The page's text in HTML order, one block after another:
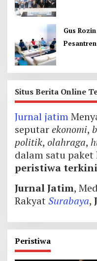
Gus
Situs Berita Online
Jurnal jatim
seputarekonomi,
politik, olahraga,
dalam satu paket
peristiwa terkini
Jurnal Jatim,
RakyatSurabaya,
Peristiwa